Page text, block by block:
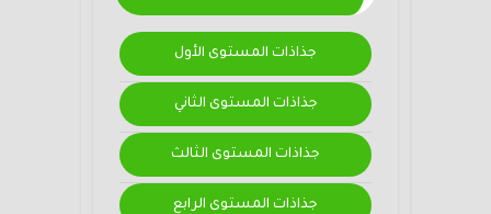
جذاذات المستوى الأول
جذاذات المستوى الثاني
جذاذات المستوى الثالث
جذاذات المستوى الرابع